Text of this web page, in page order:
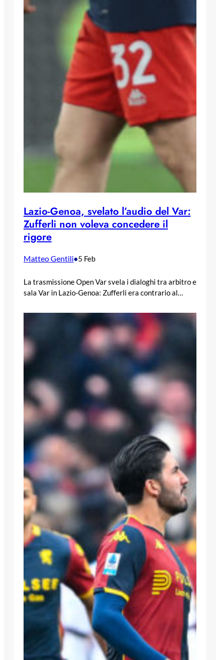
Lazio-Genoa, svelato l’audio del Var:
Zufferli non voleva concedere il
rigore
Matteo Gentili•5 Feb
La trasmissione Open Var svela i dialoghi tra arbitro e
sala Var in Lazio-Genoa: Zufferli era contrario al…